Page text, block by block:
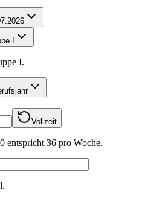
I
I.
Vollzeit
entspricht 36 pro Woche.